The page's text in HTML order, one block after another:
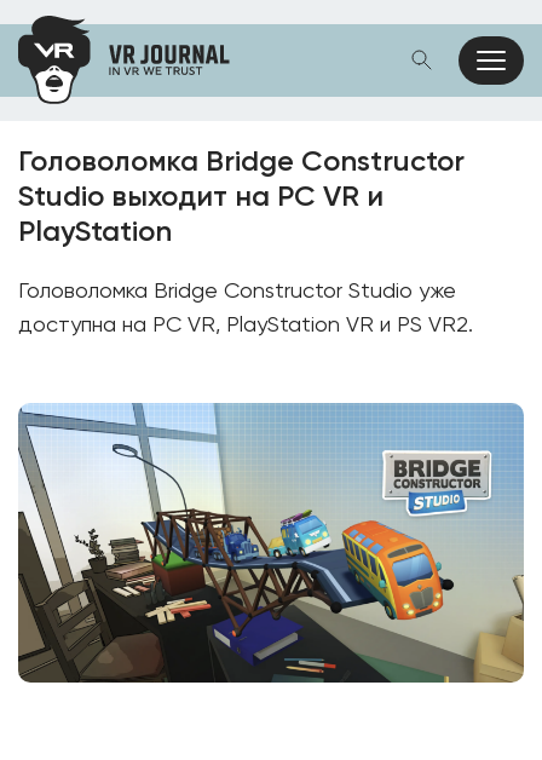
Головоломка Bridge Constructor
Studio выходит на PC VR и
PlayStation
Головоломка Bridge Constructor Studio уже
доступна на PC VR, PlayStation VR и PS VR2.